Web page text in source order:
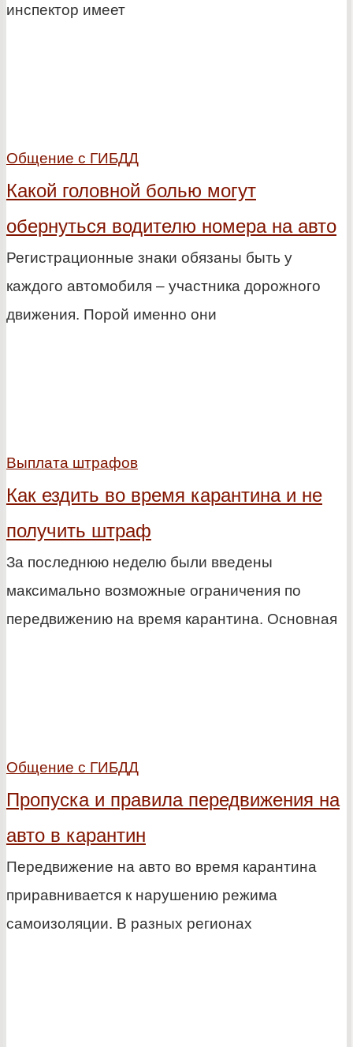
инспектор имеет
Общение с ГИБДД
Какой головной болью могут
обернуться водителю номера на авто
Регистрационные знаки обязаны быть у
каждого автомобиля – участника дорожного
движения. Порой именно они
Выплата штрафов
Как ездить во время карантина и не
получить штраф
За последнюю неделю были введены
максимально возможные ограничения по
передвижению на время карантина. Основная
Общение с ГИБДД
Пропуска и правила передвижения на
авто в карантин
Передвижение на авто во время карантина
приравнивается к нарушению режима
самоизоляции. В разных регионах